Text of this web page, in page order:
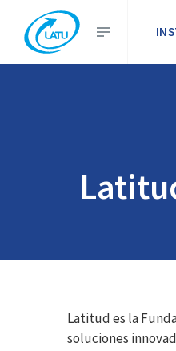
Latitud es la
soluciones